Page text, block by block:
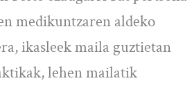
medikuntzaren aldeko
ikasleek maila guztietan
lehen mailatik